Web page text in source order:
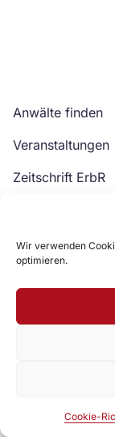
Wir verwenden
optimieren.
Cookie-
Anwälte finden
Veranstaltungen
Zeitschrift ErbR